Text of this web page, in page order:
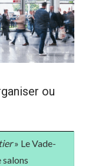
ou
» Le Vade-
salons